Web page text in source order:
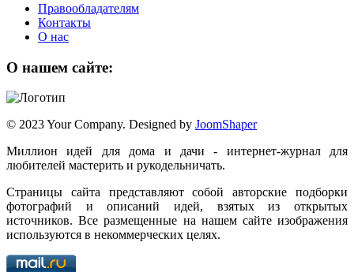
Правообладателям
Контакты
О нас
О нашем сайте:
© 2023 Your Company. Designed by JoomShaper
Миллион идей для дома и дачи - интернет-журнал для
любителей мастерить и рукодельничать.
Страницы сайта представляют собой авторские подборки
фотографий и описаний идей, взятых из открытых
источников. Все размещенные на нашем сайте изображения
используются в некоммерческих целях.